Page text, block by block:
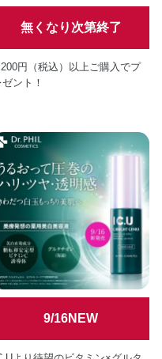
無くなり次第終了
円（税込）以上ご購入でプ
ゼント！
9/16NEW